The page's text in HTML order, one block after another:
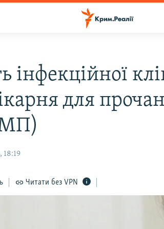
інфекційної
для
18:19
Читати без VPN